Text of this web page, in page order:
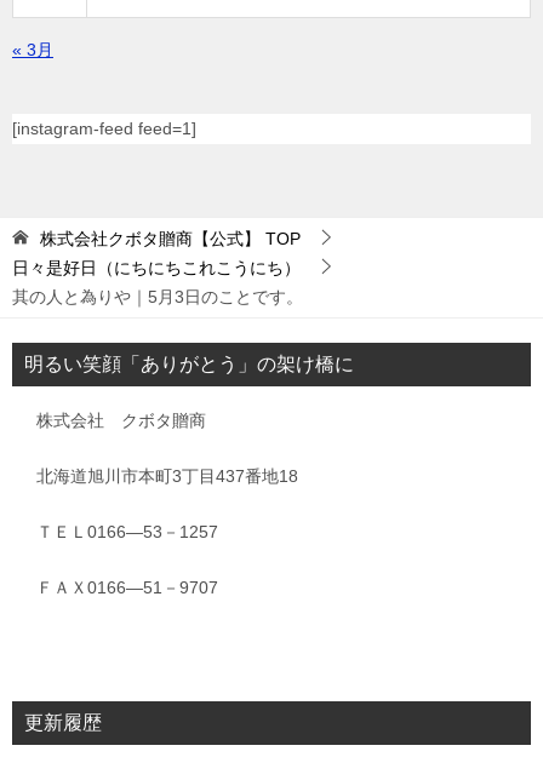
« 3月
[instagram-feed feed=1]
株式会社クボタ贈商【公式】
TOP
日々是好日（にちにちこれこうにち）
其の人と為りや｜5月3日のことです。
明るい笑顔「ありがとう」の架け橋に
株式会社 クボタ贈商
北海道旭川市本町3丁目437番地18
ＴＥＬ0166―53－1257
ＦＡＸ0166―51－9707
更新履歴